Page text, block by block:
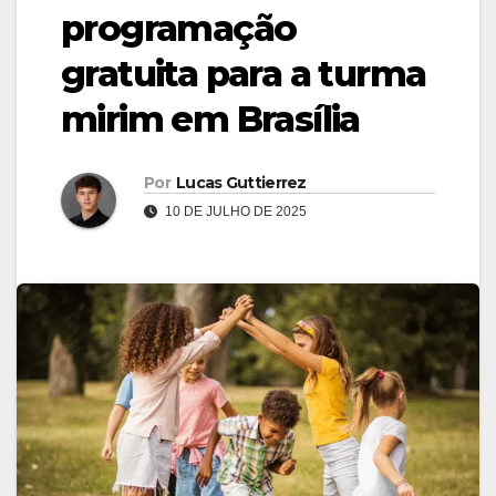
programação
gratuita para a turma
mirim em Brasília
Por Lucas Guttierrez
10 DE JULHO DE 2025